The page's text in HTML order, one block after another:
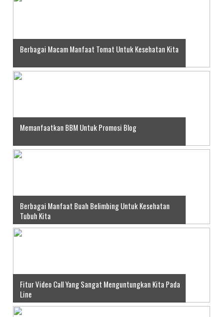
Berbagai Macam Manfaat Tomat Untuk Kesehatan Kita
Memanfaatkan BBM Untuk Promosi Blog
Berbagai Manfaat Buah Belimbing Untuk Kesehatan
Tubuh Kita
Fitur Video Call Yang Sangat Menguntungkan Kita Pada
Line